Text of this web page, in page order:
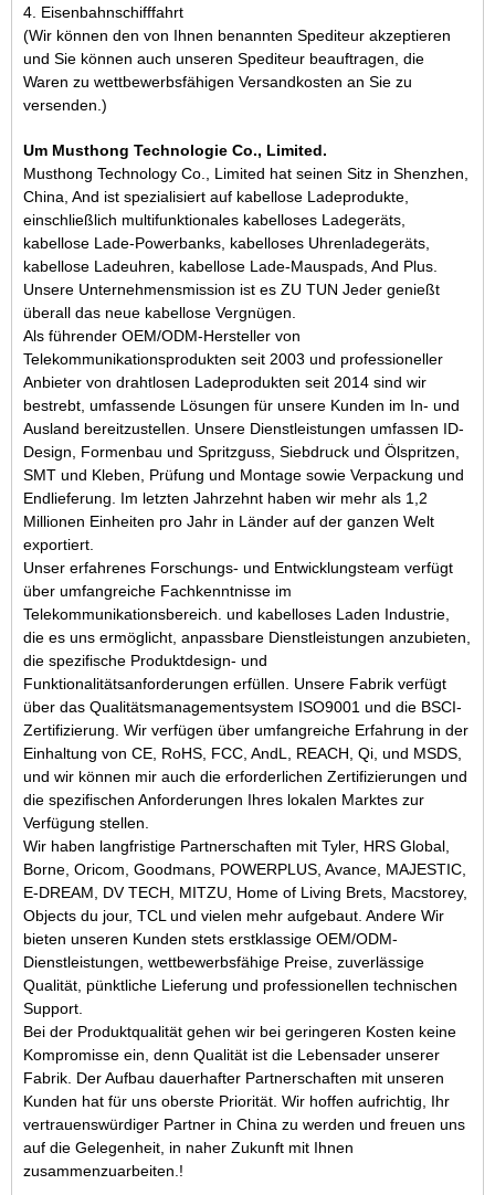
4. Eisenbahnschifffahrt
(Wir können den von Ihnen benannten Spediteur akzeptieren
und Sie können auch unseren Spediteur beauftragen, die
Waren zu wettbewerbsfähigen Versandkosten an Sie zu
versenden.)
Um Musthong Technologie Co., Limited.
Musthong Technology Co., Limited hat seinen Sitz in Shenzhen,
China, And ist spezialisiert auf kabellose Ladeprodukte,
einschließlich multifunktionales kabelloses Ladegeräts,
kabellose Lade-Powerbanks, kabelloses Uhrenladegeräts,
kabellose Ladeuhren, kabellose Lade-Mauspads, And Plus.
Unsere Unternehmensmission ist es ZU TUN Jeder genießt
überall das neue kabellose Vergnügen.
Als führender OEM/ODM-Hersteller von
Telekommunikationsprodukten seit 2003 und professioneller
Anbieter von drahtlosen Ladeprodukten seit 2014 sind wir
bestrebt, umfassende Lösungen für unsere Kunden im In- und
Ausland bereitzustellen. Unsere Dienstleistungen umfassen ID-
Design, Formenbau und Spritzguss, Siebdruck und Ölspritzen,
SMT und Kleben, Prüfung und Montage sowie Verpackung und
Endlieferung. Im letzten Jahrzehnt haben wir mehr als 1,2
Millionen Einheiten pro Jahr in Länder auf der ganzen Welt
exportiert.
Unser erfahrenes Forschungs- und Entwicklungsteam verfügt
über umfangreiche Fachkenntnisse im
Telekommunikationsbereich. und kabelloses Laden Industrie,
die es uns ermöglicht, anpassbare Dienstleistungen anzubieten,
die spezifische Produktdesign- und
Funktionalitätsanforderungen erfüllen. Unsere Fabrik verfügt
über das Qualitätsmanagementsystem ISO9001 und die BSCI-
Zertifizierung. Wir verfügen über umfangreiche Erfahrung in der
Einhaltung von CE, RoHS, FCC, AndL, REACH, Qi, und MSDS,
und wir können mir auch die erforderlichen Zertifizierungen und
die spezifischen Anforderungen Ihres lokalen Marktes zur
Verfügung stellen.
Wir haben langfristige Partnerschaften mit Tyler, HRS Global,
Borne, Oricom, Goodmans, POWERPLUS, Avance, MAJESTIC,
E-DREAM, DV TECH, MITZU, Home of Living Brets, Macstorey,
Objects du jour, TCL und vielen mehr aufgebaut. Andere Wir
bieten unseren Kunden stets erstklassige OEM/ODM-
Dienstleistungen, wettbewerbsfähige Preise, zuverlässige
Qualität, pünktliche Lieferung und professionellen technischen
Support.
Bei der Produktqualität gehen wir bei geringeren Kosten keine
Kompromisse ein, denn Qualität ist die Lebensader unserer
Fabrik. Der Aufbau dauerhafter Partnerschaften mit unseren
Kunden hat für uns oberste Priorität. Wir hoffen aufrichtig, Ihr
vertrauenswürdiger Partner in China zu werden und freuen uns
auf die Gelegenheit, in naher Zukunft mit Ihnen
zusammenzuarbeiten.!